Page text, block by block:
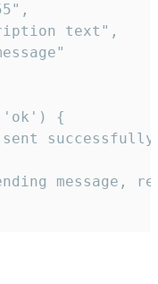
text",
'ok') {
message,